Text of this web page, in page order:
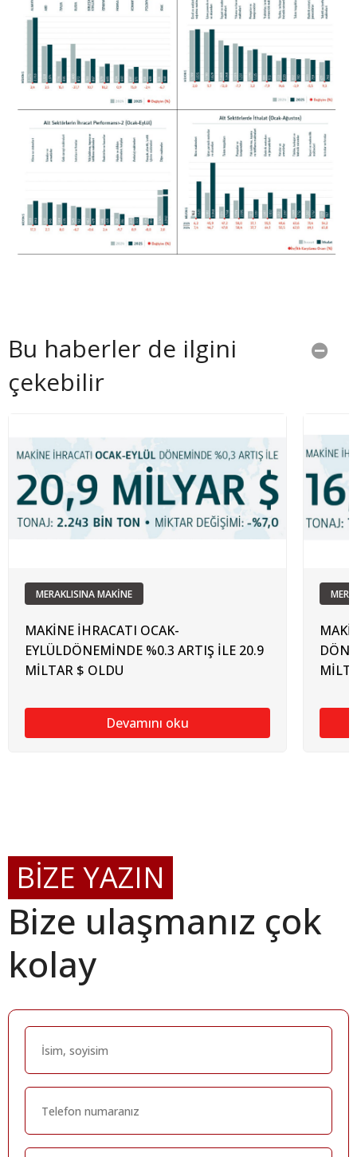
Bu haberler de ilgini
çekebilir
MERAKLISINA MAKİNE
MAKİNE İHRACATI OCAK-
EYLÜLDÖNEMİNDE %0.3 ARTIŞ İLE 20.9
MİLTAR $ OLDU
Devamını oku
BİZE YAZIN
Bize ulaşmanız çok
kolay